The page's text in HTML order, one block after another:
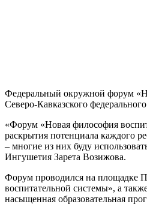
Федеральный окружной форум
Северо-Кавказского
«Форум «Новая философия
раскрытия потенциала каждого
– многие из них буду
Ингушетия Зарета Возижова.
Форум проводился на площадке
воспитательной системы», а
насыщенная образовательная